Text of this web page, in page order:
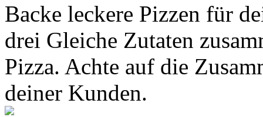
Backe leckere Pizzen für
drei Gleiche Zutaten
Pizza. Achte auf die
deiner Kunden.